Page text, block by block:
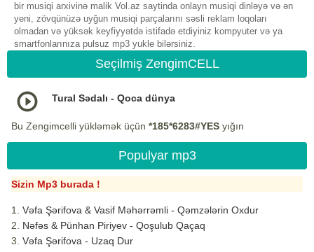
bir musiqi arxivinə malik Vol.az saytinda onlayn musiqi dinləyə və ən
yeni, zövqünüzə uyğun musiqi parçalarını səsli reklam loqoları
olmadan və yüksək keyfiyyətdə istifadə etdiyiniz kompyuter və ya
smartfonlarınıza pulsuz mp3 yukle bilərsiniz.
Seçilmiş ZengimCELL
Tural Sədalı - Qoca dünya
Bu Zengimcelli yükləmək üçün *185*6283#YES yığın
Populyar mp3
Sizin Mp3 burada !
Vəfa Şərifova & Vasif Məhərrəmli - Qəmzələrin Oxdur
Nəfəs & Pünhan Piriyev - Qoşulub Qaçaq
Vəfa Şərifova - Uzaq Dur